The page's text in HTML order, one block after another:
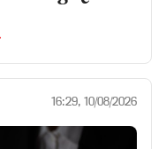
16:29, 10/08/2026